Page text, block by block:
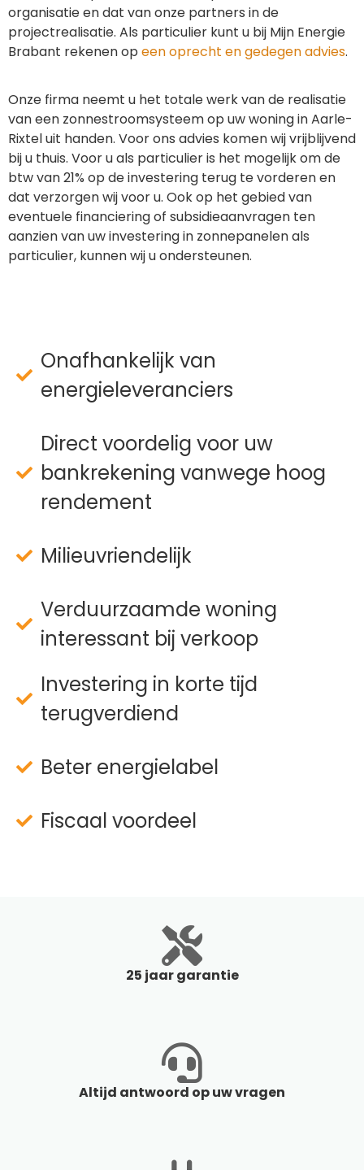
organisatie en dat van onze partners in de
projectrealisatie. Als particulier kunt u bij Mijn Energie
Brabant rekenen op een oprecht en gedegen advies.
Onze firma neemt u het totale werk van de realisatie
van een zonnestroomsysteem op uw woning in Aarle-
Rixtel uit handen. Voor ons advies komen wij vrijblijvend
bij u thuis. Voor u als particulier is het mogelijk om de
btw van 21% op de investering terug te vorderen en
dat verzorgen wij voor u. Ook op het gebied van
eventuele financiering of subsidieaanvragen ten
aanzien van uw investering in zonnepanelen als
particulier, kunnen wij u ondersteunen.
Onafhankelijk van
energieleveranciers
Direct voordelig voor uw
bankrekening vanwege hoog
rendement
Milieuvriendelijk
Verduurzaamde woning
interessant bij verkoop
Investering in korte tijd
terugverdiend
Beter energielabel
Fiscaal voordeel
25 jaar garantie
Altijd antwoord op uw vragen